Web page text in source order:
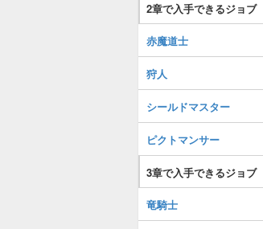
2章で入手できるジョブ
赤魔道士
狩人
シールドマスター
ピクトマンサー
3章で入手できるジョブ
竜騎士